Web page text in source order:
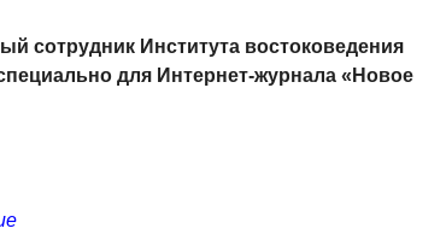
сотрудник Института востоковедения
для Интернет-журнала «Новое